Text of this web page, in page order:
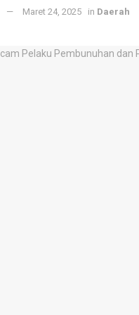
Maret 24, 2025 in Daerah